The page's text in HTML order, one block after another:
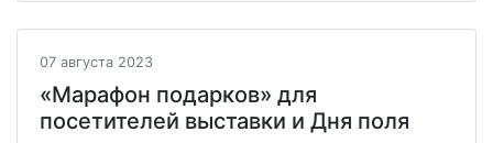
07 августа 2023
«Марафон подарков» для
посетителей выставки и Дня поля